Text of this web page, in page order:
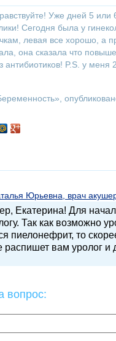
Уже дней 5 или
Сегодня была у
левая все хорошо, а
она сказала что
антибиотиков! P.S. у меня
»,
Юрьевна, врач
Екатерина! Для
Так как возможно
пиелонефрит, то
распишет вам уролог
вопрос: